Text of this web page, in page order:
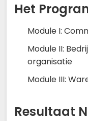
Het
Module I:
Module II:
organisatie
Module III:
Resultaat